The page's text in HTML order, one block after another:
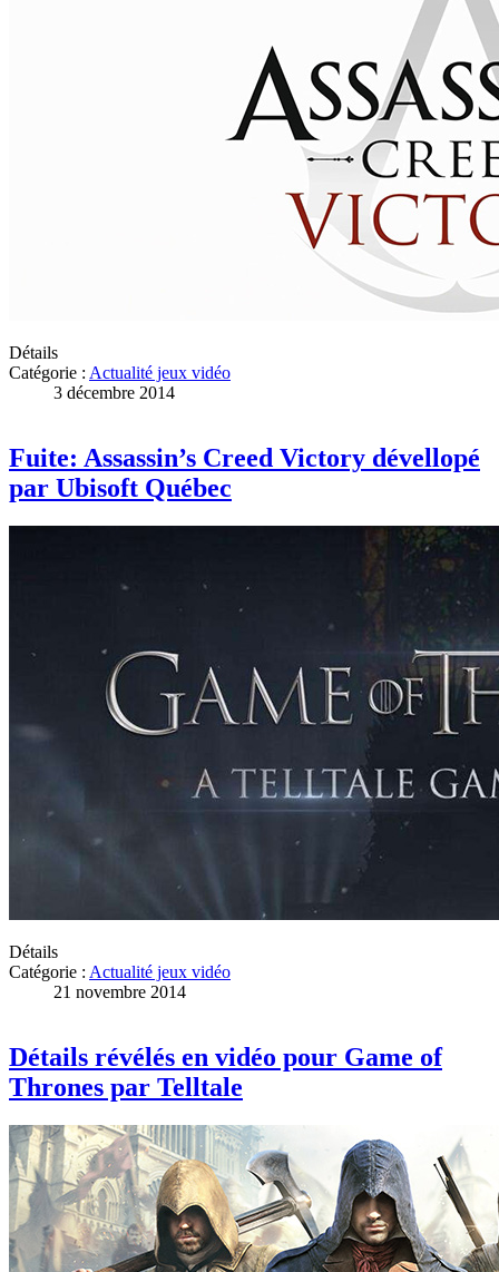
Détails
Catégorie : Actualité jeux vidéo
3 décembre 2014
Fuite: Assassin’s Creed Victory dévellopé
par Ubisoft Québec
Détails
Catégorie : Actualité jeux vidéo
21 novembre 2014
Détails révélés en vidéo pour Game of
Thrones par Telltale